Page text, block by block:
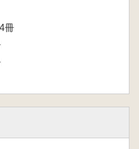
です。中国伝統色彩体
応用に見られる様式的
く、中国五千年に及ぶ
役割と地位を探究し、
冊